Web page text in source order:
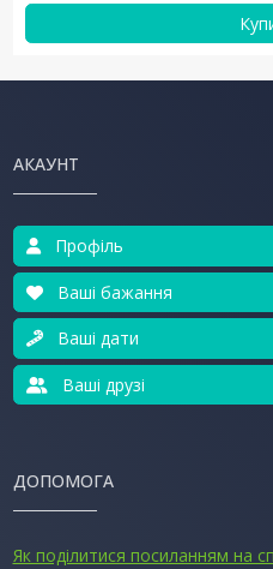
АКАУНТ
Профіль
Ваші бажання
Ваші дати
Ваші друзі
ДОПОМОГА
Як поділитися посиланням на